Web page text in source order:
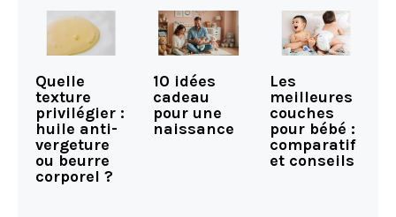
Quelle
texture
privilégier :
huile anti-
vergeture
ou beurre
corporel ?
10 idées
cadeau
pour une
naissance
Les
meilleures
couches
pour bébé :
comparatif
et conseils